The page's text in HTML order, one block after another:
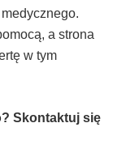
a strona
w tym
Skontaktuj się